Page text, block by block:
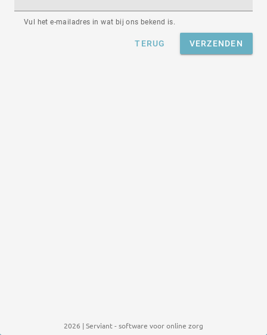
Vul het e-mailadres in wat bij ons bekend is.
TERUG VERZENDEN
2026 | Serviant - software voor online zorg